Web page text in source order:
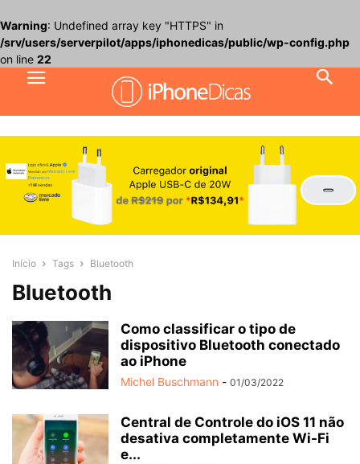
Warning: Undefined array key "HTTPS" in
/srv/users/serverpilot/apps/iphonedicas/public/wp-config.php
on line 22
Início Tags Bluetooth
Bluetooth
Como classificar o tipo de
dispositivo Bluetooth conectado
ao iPhone
Michel Buschmann - 01/03/2022
Central de Controle do iOS 11 não
desativa completamente Wi-Fi
e...